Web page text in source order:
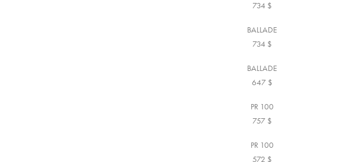
734 $
BALLADE
734 $
BALLADE
647 $
PR 100
757 $
PR 100
572 $